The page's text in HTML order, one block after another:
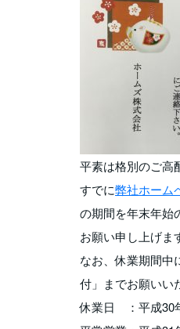
平素は格別のご高
すでに弊社ホーム
の期間を年末年始
お願い申し上げま
なお、休業期間中
付」までお願いい
休業日 ：平成30